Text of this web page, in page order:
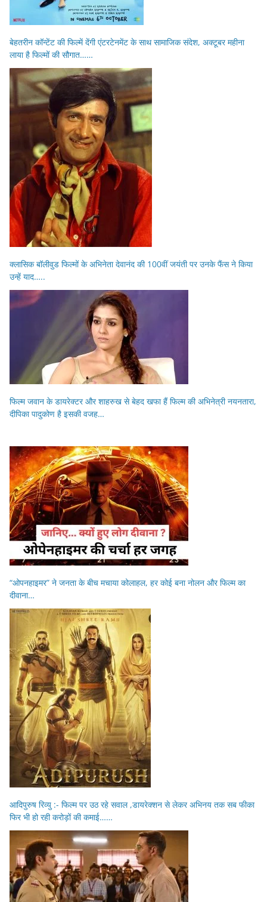
बेहतरीन कॉन्टेंट की फिल्में देंगी एंटरटेनमेंट के साथ सामाजिक संदेश, अक्टूबर महीना
लाया है फिल्मों की सौगात……
क्लासिक बॉलीवुड फिल्मों के अभिनेता देवानंद की 100वीं जयंती पर उनके फैंस ने किया
उन्हें याद…..
फिल्म जवान के डायरेक्टर और शाहरुख से बेहद खफा हैं फिल्म की अभिनेत्री नयनतारा,
दीपिका पादुकोण है इसकी वजह…
“ओपनहाइमर” ने जनता के बीच मचाया कोलाहल, हर कोई बना नोलन और फिल्म का
दीवाना…
आदिपुरुष रिव्यु :- फिल्म पर उठ रहे सवाल ,डायरेक्शन से लेकर अभिनय तक सब फीका
फिर भी हो रही करोड़ों की कमाई……